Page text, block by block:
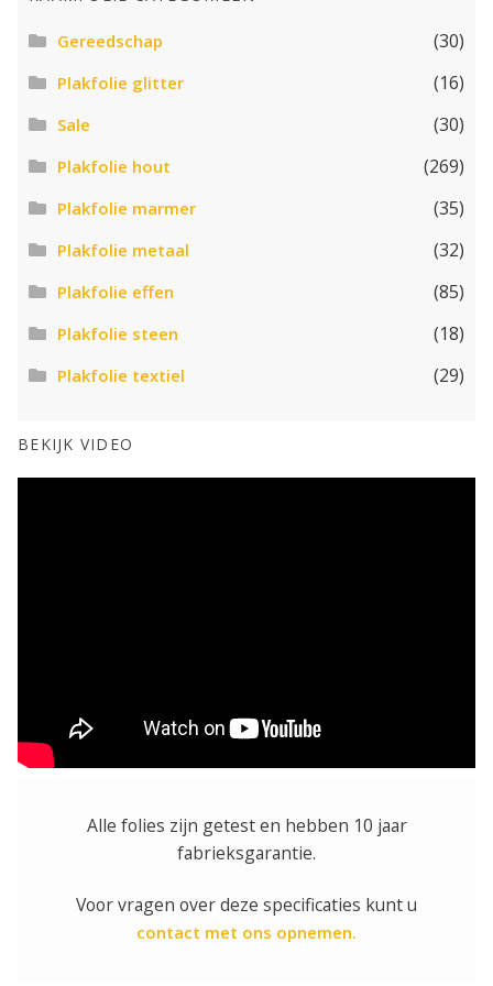
Gereedschap (30)
Plakfolie glitter (16)
Sale (30)
Plakfolie hout (269)
Plakfolie marmer (35)
Plakfolie metaal (32)
Plakfolie effen (85)
Plakfolie steen (18)
Plakfolie textiel (29)
BEKIJK VIDEO
Alle folies zijn getest en hebben 10 jaar
fabrieksgarantie.
Voor vragen over deze specificaties kunt u
contact met ons opnemen.